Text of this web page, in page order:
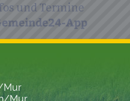
und Termine
App
Mur